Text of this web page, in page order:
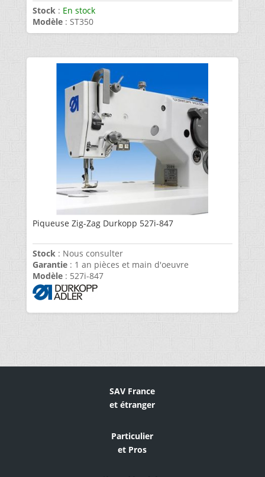
Stock : En stock
Modèle: ST350
Piqueuse Zig-Zag Durkopp 527i-847
Stock: Nous consulter
Garantie: 1 an pièces et main d'oeuvre
Modèle: 527i-847
SAV France
et étranger
Particulier
et Pros